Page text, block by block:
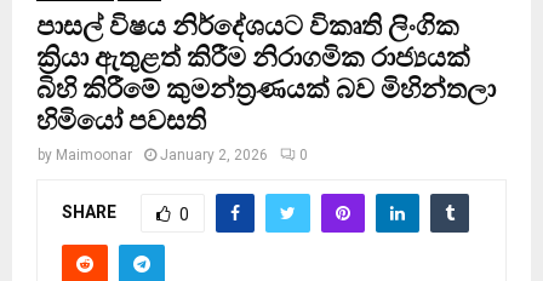
පාසල් විෂය නිර්දේශයට විකෘති ලිංගික
ක්‍රියා ඇතුළත් කිරීම නිරාගමික රාජ්‍යයක්
බිහි කිරීමේ කුමන්ත්‍රණයක් බව මිහින්තලා
හිමියෝ පවසති
by Maimoonar January 2, 2026 0
SHARE 0